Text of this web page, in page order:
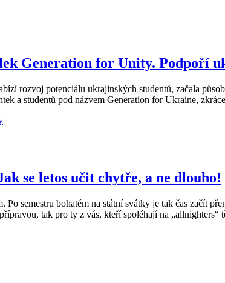
Generation for Unity. Podpoří
rozvoj potenciálu ukrajinských studentů, začala
a studentů pod názvem Generation for Ukraine,
se letos učit chytře, a ne dlouho!
semestru bohatém na státní svátky je tak čas začít
tak pro ty z vás, kteří spoléhají na „allnighters“